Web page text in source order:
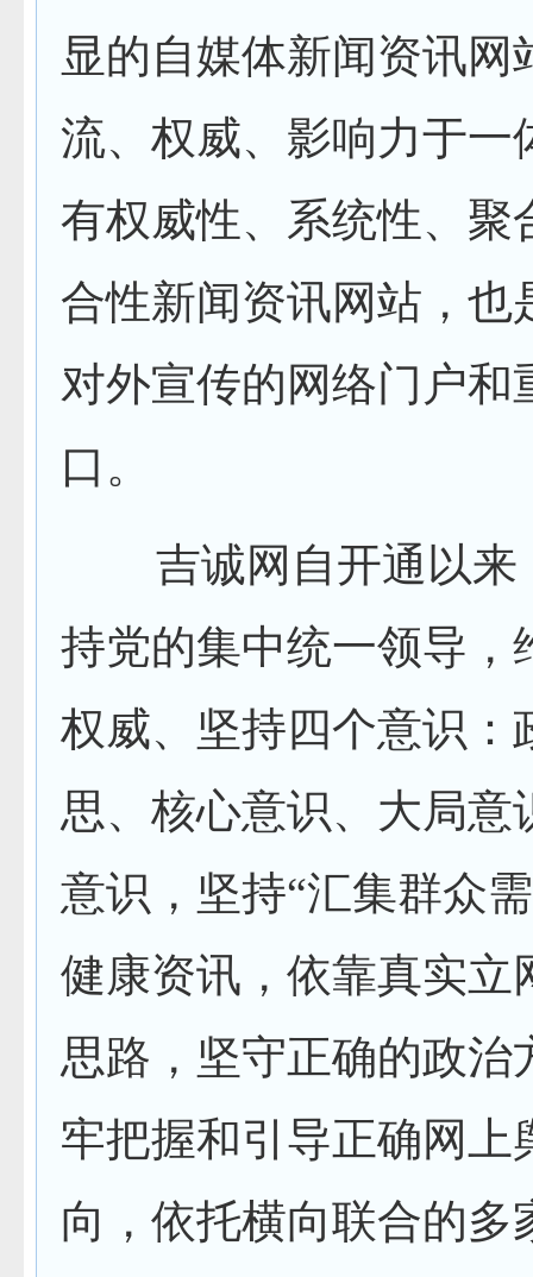
显的自媒体新闻资讯网
流、权威、影响力于一
有权威性、系统性、聚
合性新闻资讯网站，也
对外宣传的网络门户和
口。
吉诚网自开通以来
持党的集中统一领导，
权威、坚持四个意识：
思、核心意识、大局意
意识，坚持“汇集群众
健康资讯，依靠真实立
思路，坚守正确的政治
牢把握和引导正确网上
向，依托横向联合的多